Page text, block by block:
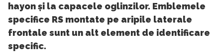
hayon și la capacele oglinzilor. Emblemele
specifice RS montate pe aripile laterale
frontale sunt un alt element de identificare
specific.